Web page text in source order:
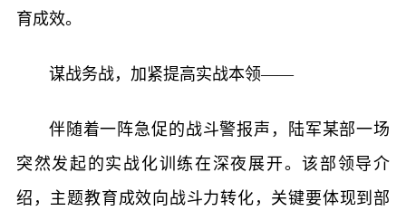
育成效。
谋战务战，加紧提高实战本领——
伴随着一阵急促的战斗警报声，陆军某部一场
突然发起的实战化训练在深夜展开。该部领导介
绍，主题教育成效向战斗力转化，关键要体现到部